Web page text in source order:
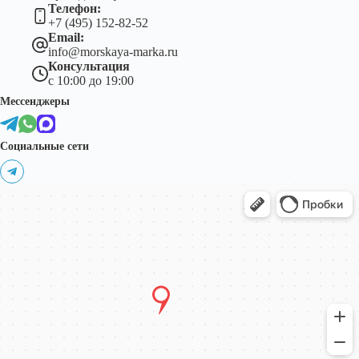
Телефон:
+7 (495) 152-82-52
Email:
info@morskaya-marka.ru
Консультация
с 10:00 до 19:00
Мессенджеры
Социальные сети